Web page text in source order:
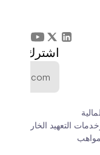
اشترك في
التعهيد الخارجي